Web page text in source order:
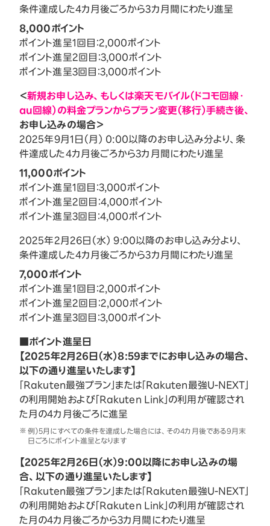
条件達成した4カ月後ごろから3カ月間にわたり進呈
8,000ポイント
ポイント進呈1回目：2,000ポイント
ポイント進呈2回目：3,000ポイント
ポイント進呈3回目：3,000ポイント
＜新規お申し込み、もしくは楽天モバイル（ドコモ回線・
au回線）の料金プランからプラン変更（移行）手続き後、
お申し込みの場合＞
2025年9月1日（月） 0:00以降のお申し込み分より、条
件達成した4カ月後ごろから3カ月間にわたり進呈
11,000ポイント
ポイント進呈1回目：3,000ポイント
ポイント進呈2回目：4,000ポイント
ポイント進呈3回目：4,000ポイント
2025年2月26日（水） 9:00以降のお申し込み分より、
条件達成した4カ月後ごろから3カ月間にわたり進呈
7,000ポイント
ポイント進呈1回目：2,000ポイント
ポイント進呈2回目：2,000ポイント
ポイント進呈3回目：3,000ポイント
■ポイント進呈日
【2025年2月26日（水）8:59までにお申し込みの場合、
以下の通り進呈いたします】
「Rakuten最強プラン」または「Rakuten最強U-NEXT」
の利用開始および「Rakuten Link」の利用が確認され
た月の4カ月後ごろに進呈
例）5月にすべての条件を達成した場合には、その4カ月後である9月末
日ごろにポイント進呈となります
【2025年2月26日（水）9:00以降にお申し込みの場
合、以下の通り進呈いたします】
「Rakuten最強プラン」または「Rakuten最強U-NEXT」
の利用開始および「Rakuten Link」の利用が確認され
た月の4カ月後ごろから3カ月間にわたり進呈